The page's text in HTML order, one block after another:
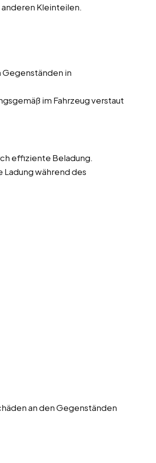
Kleinteilen.
Gegenständen in
im Fahrzeug verstaut
effiziente Beladung.
Ladung während des
an den Gegenständen